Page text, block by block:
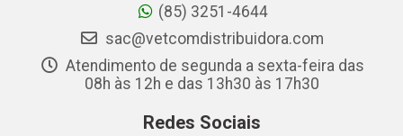
(85) 3251-4644
sac@vetcomdistribuidora.com
Atendimento de segunda a sexta-feira das
08h às 12h e das 13h30 às 17h30
Redes Sociais